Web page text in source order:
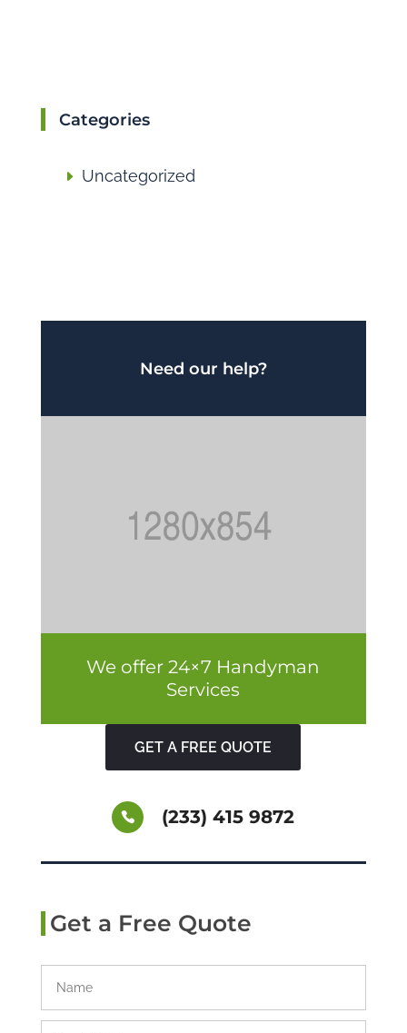
Categories
Uncategorized
Need our help?
We offer 24×7 Handyman
Services
GET A FREE QUOTE
(233) 415 9872
Get a Free Quote